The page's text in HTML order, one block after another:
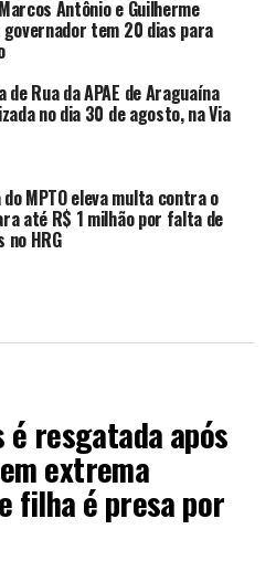
Antônio e Guilherme
governador tem 20 dias para
de Rua da APAE de Araguaína
no dia 30 de agosto, na Via
do MPTO eleva multa contra o
até R$ 1 milhão por falta de
HRG
é resgatada após
extrema
filha é presa por